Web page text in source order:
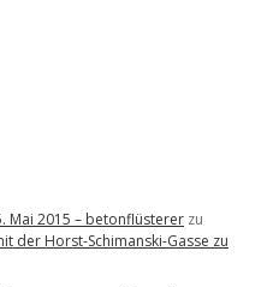
Mai 2015 – betonflüsterer zu
der Horst-Schimanski-Gasse zu